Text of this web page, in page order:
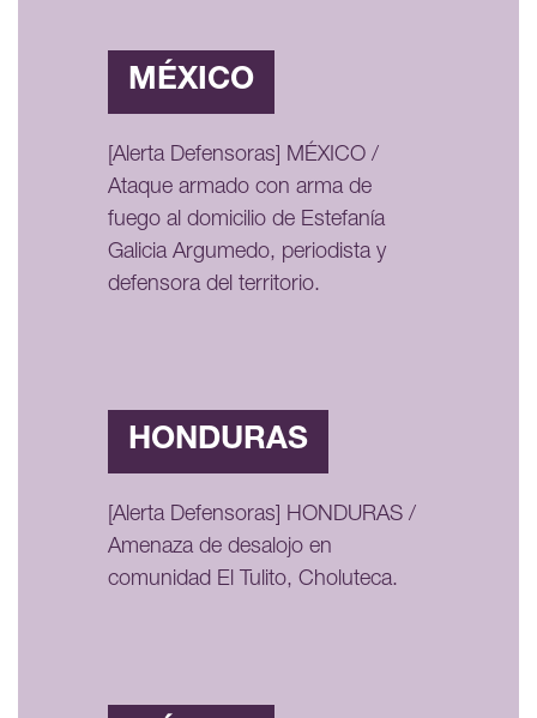
MÉXICO
[Alerta Defensoras] MÉXICO /
Ataque armado con arma de
fuego al domicilio de Estefanía
Galicia Argumedo, periodista y
defensora del territorio.
HONDURAS
[Alerta Defensoras] HONDURAS /
Amenaza de desalojo en
comunidad El Tulito, Choluteca.